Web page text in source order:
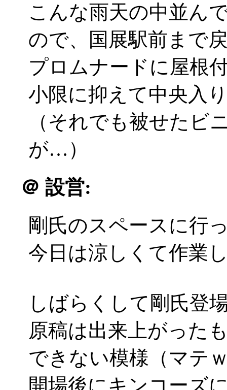
こんな雨天の中並ん
ので、国展駅前まで
プロムナードに屋根
小限に抑えて中央入
（それでも被せたビ
が…）
＠ 設営:
剛氏のスペースに行
今日は涼しくて作業
しばらくして剛氏登
原稿は出来上がった
できない模様（マテ
開場後にキンコーズ